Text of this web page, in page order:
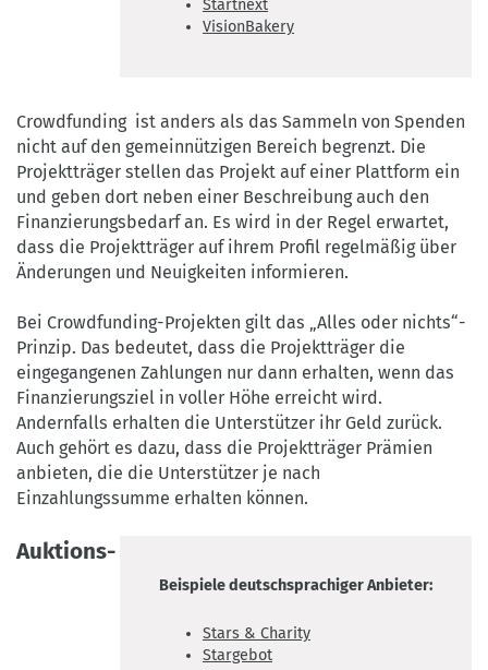
Startnext
VisionBakery
Crowdfunding ist anders als das Sammeln von Spenden
nicht auf den gemeinnützigen Bereich begrenzt. Die
Projektträger stellen das Projekt auf einer Plattform ein
und geben dort neben einer Beschreibung auch den
Finanzierungsbedarf an. Es wird in der Regel erwartet,
dass die Projektträger auf ihrem Profil regelmäßig über
Änderungen und Neuigkeiten informieren.
Bei Crowdfunding-Projekten gilt das „Alles oder nichts“-
Prinzip. Das bedeutet, dass die Projektträger die
eingegangenen Zahlungen nur dann erhalten, wenn das
Finanzierungsziel in voller Höhe erreicht wird.
Andernfalls erhalten die Unterstützer ihr Geld zurück.
Auch gehört es dazu, dass die Projektträger Prämien
anbieten, die die Unterstützer je nach
Einzahlungssumme erhalten können.
Beispiele deutschsprachiger Anbieter:
Stars & Charity
Stargebot
Auktions-